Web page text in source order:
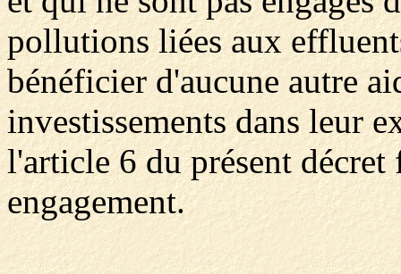
pollutions liées aux
bénéficier d'aucune autre
investissements dans leur
l'article 6 du présent
engagement.